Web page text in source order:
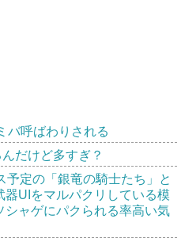
バ呼ばわりされる
だけど多すぎ？
予定の「銀竜の騎士たち」と
UIをマルパクリしている模
ャゲにパクられる率高い気